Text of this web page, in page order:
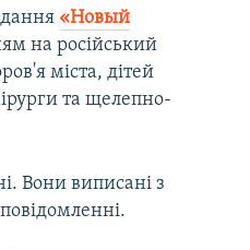
«Новый
на російський
міста, дітей
та щелепно-
Вони виписані з